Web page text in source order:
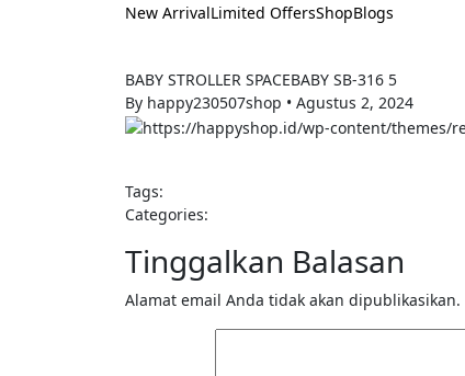
New ArrivalLimited OffersShopBlogs
BABY STROLLER SPACEBABY SB-316 5
By happy230507shop • Agustus 2, 2024
Tags:
Categories:
Tinggalkan Balasan
Alamat email Anda tidak akan dipublikasikan.